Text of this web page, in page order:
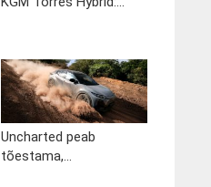
Uncharted peab
tõestama,...